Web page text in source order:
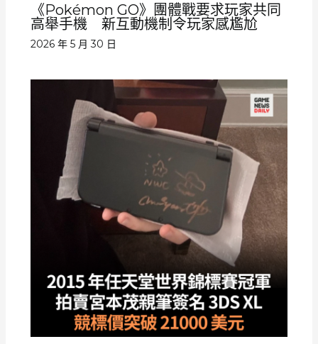
《Pokémon GO》團體戰要求玩家共同
高舉手機 新互動機制令玩家感尷尬
2026 年 5 月 30 日